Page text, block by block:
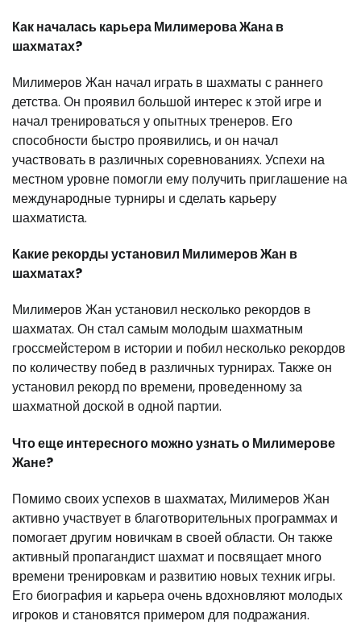
Как началась карьера Милимерова Жана в
шахматах?
Милимеров Жан начал играть в шахматы с раннего
детства. Он проявил большой интерес к этой игре и
начал тренироваться у опытных тренеров. Его
способности быстро проявились, и он начал
участвовать в различных соревнованиях. Успехи на
местном уровне помогли ему получить приглашение на
международные турниры и сделать карьеру
шахматиста.
Какие рекорды установил Милимеров Жан в
шахматах?
Милимеров Жан установил несколько рекордов в
шахматах. Он стал самым молодым шахматным
гроссмейстером в истории и побил несколько рекордов
по количеству побед в различных турнирах. Также он
установил рекорд по времени, проведенному за
шахматной доской в одной партии.
Что еще интересного можно узнать о Милимерове
Жане?
Помимо своих успехов в шахматах, Милимеров Жан
активно участвует в благотворительных программах и
помогает другим новичкам в своей области. Он также
активный пропагандист шахмат и посвящает много
времени тренировкам и развитию новых техник игры.
Его биография и карьера очень вдохновляют молодых
игроков и становятся примером для подражания.